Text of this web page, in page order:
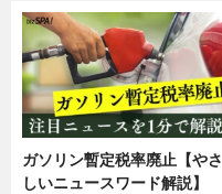
ガソリン暫定税率廃止【やさ
しいニュースワード解説】